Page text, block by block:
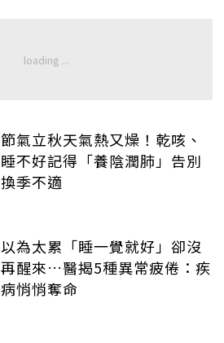
節氣立秋天氣熱又燥！乾咳、
睡不好記得「養陰潤肺」告別
換季不適
以為太累「睡一覺就好」卻沒
再醒來…醫揭5種異常疲倦：疾
病悄悄奪命